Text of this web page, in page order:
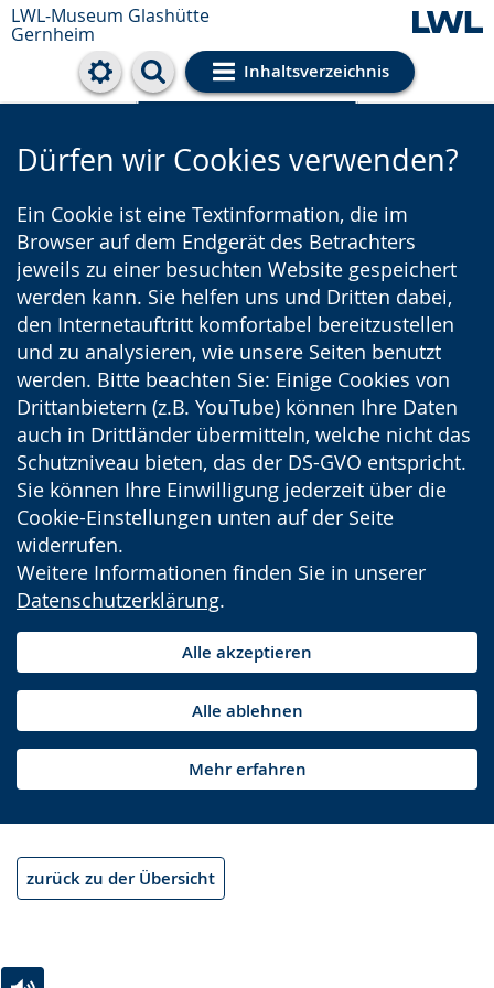
LWL-Museum Glashütte
Gernheim
Inhaltsverzeichnis
Cookie-Einstellungen
Dürfen wir Cookies verwenden?
Ein Cookie ist eine Textinformation, die im
Browser auf dem Endgerät des Betrachters
jeweils zu einer besuchten Website gespeichert
werden kann. Sie helfen uns und Dritten dabei,
den Internetauftritt komfortabel bereitzustellen
und zu analysieren, wie unsere Seiten benutzt
werden. Bitte beachten Sie: Einige Cookies von
Drittanbietern (z.B. YouTube) können Ihre Daten
auch in Drittländer übermitteln, welche nicht das
Schutzniveau bieten, das der DS-GVO entspricht.
Sie können Ihre Einwilligung jederzeit über die
Cookie-Einstellungen unten auf der Seite
widerrufen.
Weitere Informationen finden Sie in unserer
Datenschutzerklärung.
Alle akzeptieren
Alle ablehnen
Mehr erfahren
zurück zu der Übersicht